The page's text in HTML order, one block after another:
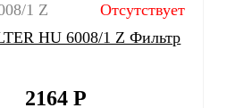
1 Z
Отсутствует
HU 6008/1 Z Фильтр
2164Р